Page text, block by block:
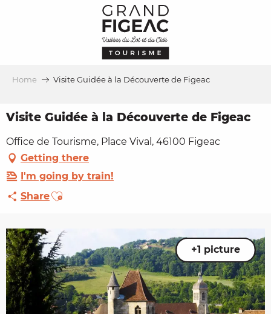
Home Visite Guidée à la Découverte de Figeac
Visite Guidée à la Découverte de Figeac
Office de Tourisme, Place Vival, 46100 Figeac
Getting there
I'm going by train!
ShareAjouter aux favoris
+1 picture